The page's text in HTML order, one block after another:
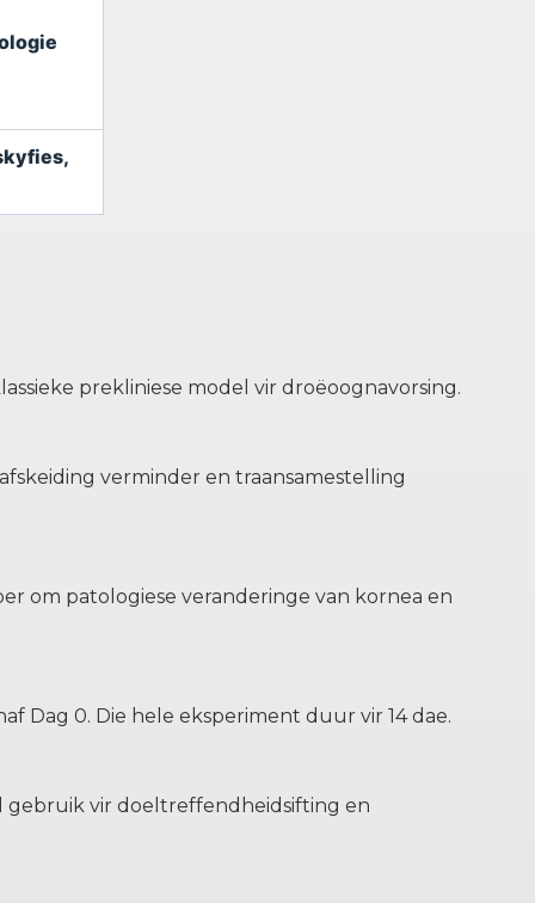
prekliniese model vir droëoognavorsing.
verminder en traansamestelling
om patologiese veranderinge van kornea en
Dag 0. Die hele eksperiment duur vir 14 dae.
gebruik vir doeltreffendheidsifting en